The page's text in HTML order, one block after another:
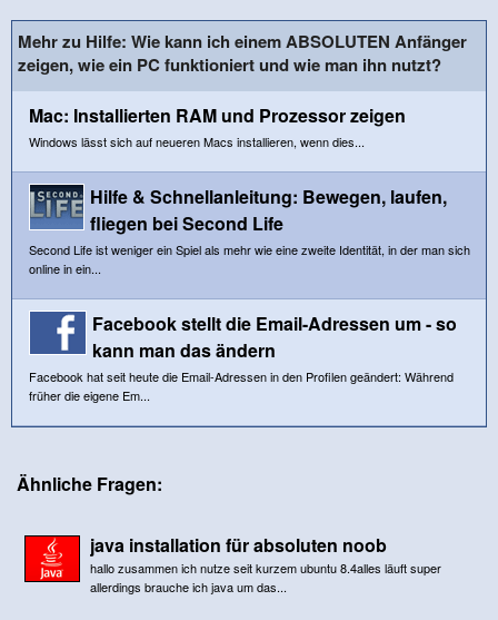
Mehr zu Hilfe: Wie kann ich einem ABSOLUTEN Anfänger
zeigen, wie ein PC funktioniert und wie man ihn nutzt?
Mac: Installierten RAM und Prozessor zeigen
Windows lässt sich auf neueren Macs installieren, wenn dies...
Hilfe & Schnellanleitung: Bewegen, laufen,
fliegen bei Second Life
Second Life ist weniger ein Spiel als mehr wie eine zweite Identität, in der man sich
online in ein...
Facebook stellt die Email-Adressen um - so
kann man das ändern
Facebook hat seit heute die Email-Adressen in den Profilen geändert: Während
früher die eigene Em...
Ähnliche Fragen:
java installation für absoluten noob
hallo zusammen ich nutze seit kurzem ubuntu 8.4alles läuft super
allerdings brauche ich java um das...